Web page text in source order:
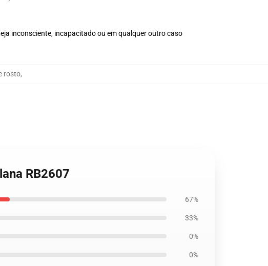
inconsciente, incapacitado ou em qualquer outro caso
rosto,
RB2607
67%
33%
0%
0%